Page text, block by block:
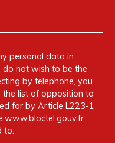
personal data in
do not wish to be the
by telephone, you
the list of opposition to
for by Article L223-1
www.bloctel.gouv.fr
to: